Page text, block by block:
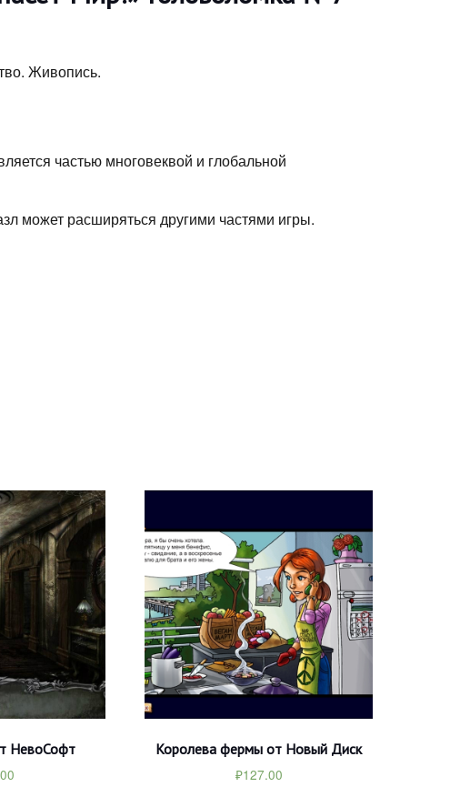
Живопись.
частью многовеквой и глобальной
может расширяться другими частями игры.
НевоСофт
Королева фермы от Новый Диск
₽127.00